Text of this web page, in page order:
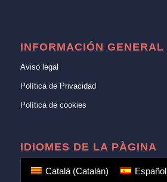
INFORMACIÓN GENERAL
Aviso legal
Política de Privacidad
Política de cookies
IDIOMES DE LA PÀGINA
Català(Catalán) Español